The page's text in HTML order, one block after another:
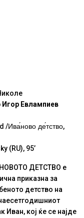
Игор Евлампиев
/Ива́ново де́тство,
(RU), 95’
ДЕТСТВО е
приказна за
детство на
Иван, кој ќе се најде